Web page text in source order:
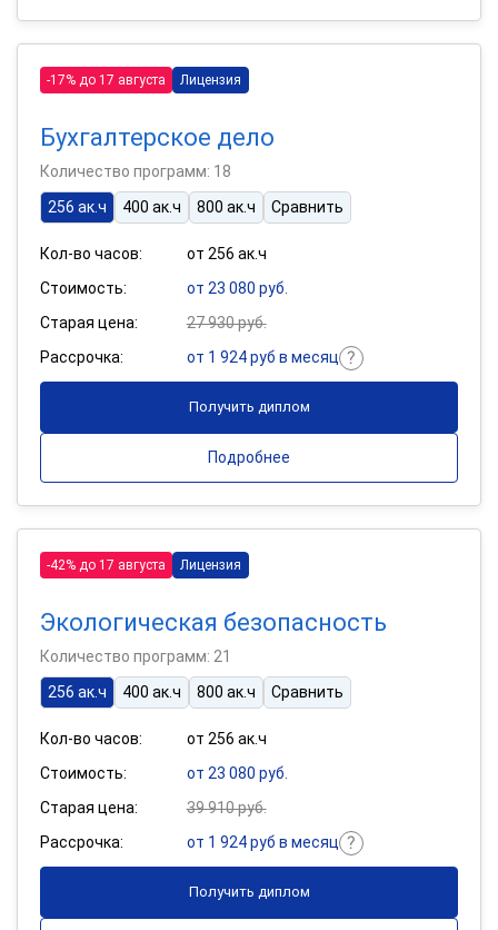
-17% до 17 августа Лицензия
Бухгалтерское дело
Количество программ: 18
256 ак.ч
400 ак.ч 800 ак.ч Сравнить
Кол-во часов:
от 256 ак.ч
Стоимость:
от 23 080 руб.
Старая цена:
27 930 руб.
Рассрочка:
от 1 924 руб в месяц
Получить диплом
Подробнее
-42% до 17 августа Лицензия
Экологическая безопасность
Количество программ: 21
256 ак.ч
400 ак.ч 800 ак.ч Сравнить
Кол-во часов:
от 256 ак.ч
Стоимость:
от 23 080 руб.
Старая цена:
39 910 руб.
Рассрочка:
от 1 924 руб в месяц
Получить диплом